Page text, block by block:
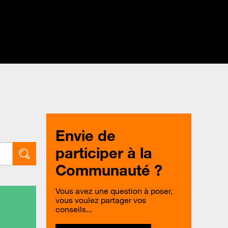
Envie de
participer à la
Communauté ?
Vous avez une question à poser,
vous voulez partager vos
conseils...